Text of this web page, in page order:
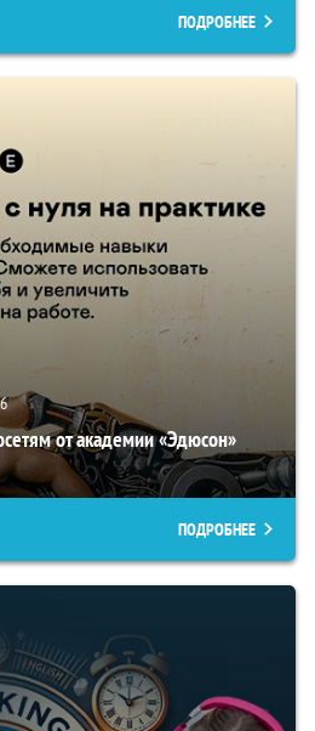
ПОДРОБНЕЕ
6
от академии «Эдюсон»
ПОДРОБНЕЕ